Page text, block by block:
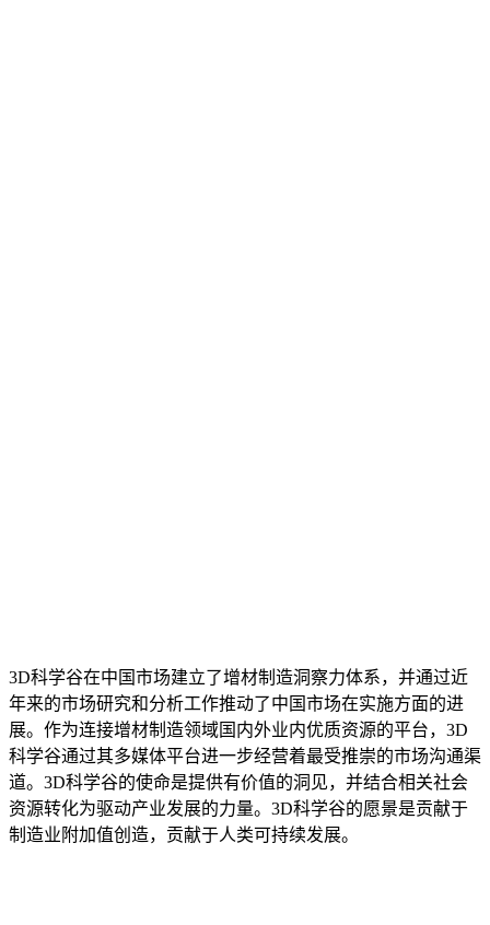
3D科学谷在中国市场建立了增材制造洞察力体系，并通过近
年来的市场研究和分析工作推动了中国市场在实施方面的进
展。作为连接增材制造领域国内外业内优质资源的平台，3D
科学谷通过其多媒体平台进一步经营着最受推崇的市场沟通渠
道。3D科学谷的使命是提供有价值的洞见，并结合相关社会
资源转化为驱动产业发展的力量。3D科学谷的愿景是贡献于
制造业附加值创造，贡献于人类可持续发展。